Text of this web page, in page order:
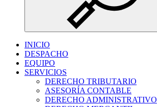
INICIO
DESPACHO
EQUIPO
SERVICIOS
DERECHO TRIBUTARIO
ASESORÍA CONTABLE
DERECHO ADMINISTRATIVO